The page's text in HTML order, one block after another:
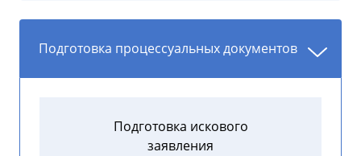
Подготовка процессуальных документов
Подготовка искового
заявления